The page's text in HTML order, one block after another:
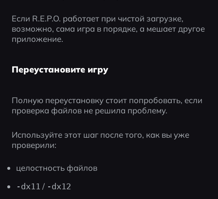
Если R.E.P.O. работает при чистой загрузке,
возможно, сама игра в порядке, а мешает другое
приложение.
Переустановите игру
Полную переустановку стоит попробовать, если
проверка файлов не решила проблему.
Используйте этот шаг после того, как вы уже
проверили:
целостность файлов
-dx11 / -dx12